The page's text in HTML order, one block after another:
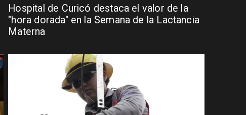
Hospital de Curicó destaca el valor de la
"hora dorada" en la Semana de la Lactancia
Materna